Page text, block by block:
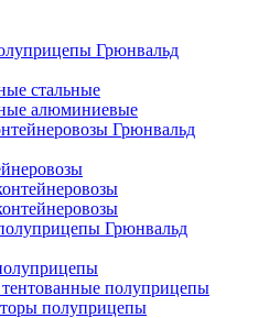
Грюнвальд
стальные
алюминиевые
Грюнвальд
Грюнвальд
полуприцепы
полуприцепы